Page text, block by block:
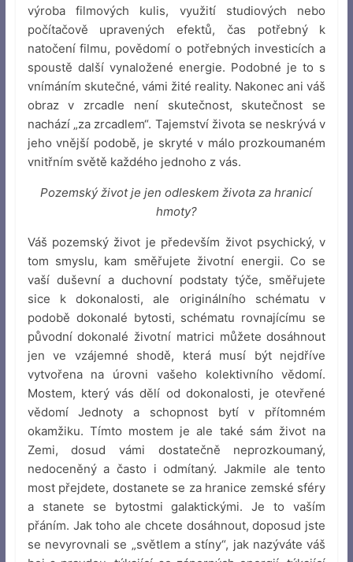
výroba filmových kulis, využití studiových nebo
počítačově upravených efektů, čas potřebný k
natočení filmu, povědomí o potřebných investicích a
spoustě další vynaložené energie. Podobné je to s
vnímáním skutečné, vámi žité reality. Nakonec ani váš
obraz v zrcadle není skutečnost, skutečnost se
nachází „za zrcadlem“. Tajemství života se neskrývá v
jeho vnější podobě, je skryté v málo prozkoumaném
vnitřním světě každého jednoho z vás.
Pozemský život je jen odleskem života za hranicí
hmoty?
Váš pozemský život je především život psychický, v
tom smyslu, kam směřujete životní energii. Co se
vaší duševní a duchovní podstaty týče, směřujete
sice k dokonalosti, ale originálního schématu v
podobě dokonalé bytosti, schématu rovnajícímu se
původní dokonalé životní matrici můžete dosáhnout
jen ve vzájemné shodě, která musí být nejdříve
vytvořena na úrovni vašeho kolektivního vědomí.
Mostem, který vás dělí od dokonalosti, je otevřené
vědomí Jednoty a schopnost bytí v přítomném
okamžiku. Tímto mostem je ale také sám život na
Zemi, dosud vámi dostatečně neprozkoumaný,
nedoceněný a často i odmítaný. Jakmile ale tento
most přejdete, dostanete se za hranice zemské sféry
a stanete se bytostmi galaktickými. Je to vaším
přáním. Jak toho ale chcete dosáhnout, doposud jste
se nevyrovnali se „světlem a stíny“, jak nazýváte váš